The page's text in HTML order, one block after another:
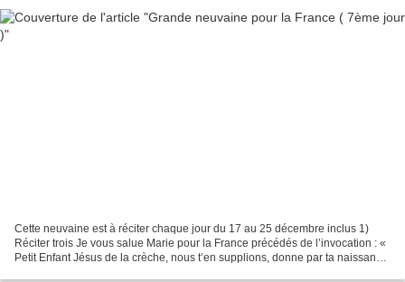
Cette neuvaine est à réciter chaque jour du 17 au 25 décembre inclus 1)
Réciter trois Je vous salue Marie pour la France précédés de l’invocation : «
Petit Enfant Jésus de la crèche, nous t’en supplions, donne par ta naissance